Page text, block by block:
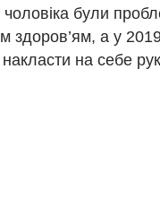
були
здоров’ям, а у
на себе